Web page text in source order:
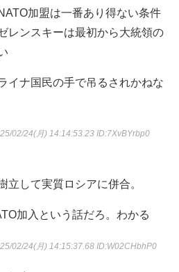
加盟は一番あり得ない条件
レンスキーは最初から大統領の
イナ国民の手で吊るされかねな
02/24(月) 14:14:53.23 ID:7XvBYrbp0
立して実質ロシアに併合。
加入という話だろ。わかる
02/24(月) 14:15:37.68 ID:W02CHbhP0